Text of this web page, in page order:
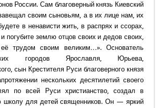
России. Сам благоверный князь Киевский
своим сыновьям, а в их лице нам, их
в ненависти жить, в распрях и ссорах,
погубите землю отцов своих и дедов своих,
трудом своим великим…». Основатель
городов Ярославля, Юрьева,
сын Крестителя Руси благоверного князя
нескольких десятилетий своего
по всей Руси христианство, создал в
школу для детей священников. Он — яркий